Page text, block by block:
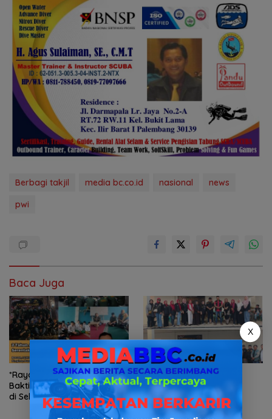
Berbagi takjil media bc.co.id nasional
news
pwi
Baca Juga
*Rayakan 2 Tahun AKPERSI,
Bakti Sosial Digelar Serentak
di Seluruh Indonesia*
Sekretariat DPD Forum
Cakar Sriwijaya Sumsel
Diresmikan, Jadi Pusat
Konsolidasi Organisasi
X